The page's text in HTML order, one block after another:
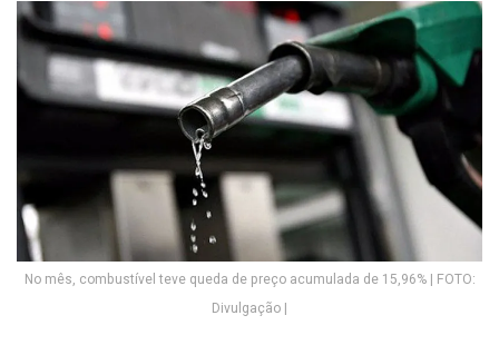
No mês, combustível teve queda de preço acumulada de 15,96% | FOTO:
Divulgação |